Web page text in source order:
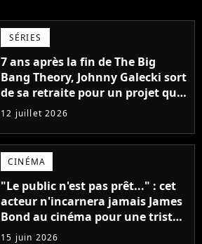
SÉRIES
7 ans après la fin de The Big
Bang Theory, Johnny Galecki sort
de sa retraite pour un projet que
vous ne verrez jamais
12 juillet 2026
CINÉMA
"Le public n'est pas prêt..." : cet
acteur n'incarnera jamais James
Bond au cinéma pour une triste
raison
15 juin 2026